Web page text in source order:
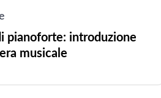
pianoforte: introduzione
musicale